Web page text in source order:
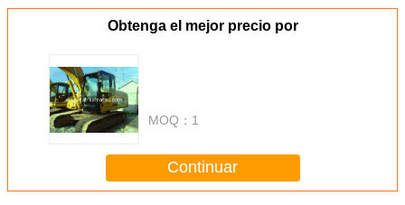
Obtenga el mejor precio por
MOQ： 1
Continuar